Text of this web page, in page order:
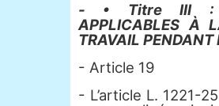
- • Titre III :
APPLICABLES À
TRAVAIL PENDANT
- Article 19
- L’article L. 1221-